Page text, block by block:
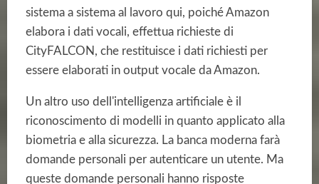
sistema a sistema al lavoro qui, poiché Amazon
elabora i dati vocali, effettua richieste di
CityFALCON, che restituisce i dati richiesti per
essere elaborati in output vocale da Amazon.
Un altro uso dell'intelligenza artificiale è il
riconoscimento di modelli in quanto applicato alla
biometria e alla sicurezza. La banca moderna farà
domande personali per autenticare un utente. Ma
queste domande personali hanno risposte